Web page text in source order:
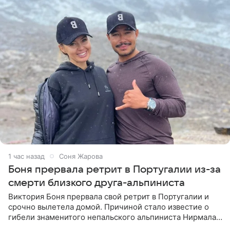
1 час назад Соня Жарова
Боня прервала ретрит в Португалии из-за
смерти близкого друга-альпиниста
Виктория Боня прервала свой ретрит в Португалии и
срочно вылетела домой. Причиной стало известие о
гибели знаменитого непальского альпиниста Нирмала